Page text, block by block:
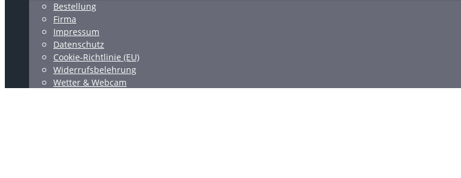
Bestellung
Firma
Impressum
Datenschutz
Cookie-Richtlinie (EU)
Widerrufsbelehrung
Wetter & Webcam